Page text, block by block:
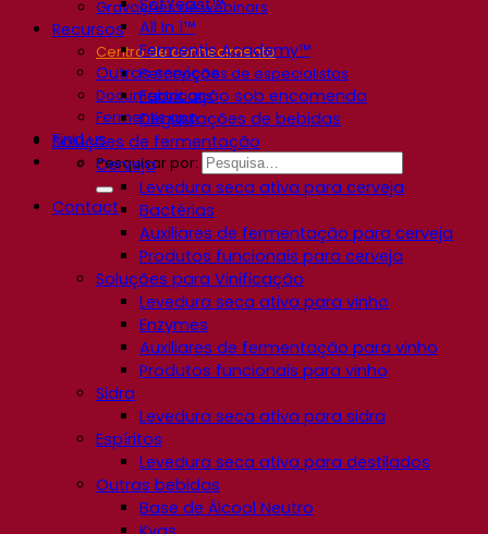
Gravações de webinars
Recursos
Centro de conhecimento
Percepções de especialistas
Documentations
Fermentis app
Find us
Pesquisar por:
Contact
All In 1™
Fermentis Academy™
Outros serviços
Fabricação sob encomenda
Degustações de bebidas
Soluções de fermentação
Cerveja
Levedura seca ativa para cerveja
Bactérias
Auxiliares de fermentação para cerveja
Produtos funcionais para cerveja
Soluções para Vinificação
Levedura seca ativa para vinho
Enzymes
Auxiliares de fermentação para vinho
Produtos funcionais para vinho
Sidra
Levedura seca ativa para sidra
Espíritos
Levedura seca ativa para destilados
Outras bebidas
Base de Álcool Neutro